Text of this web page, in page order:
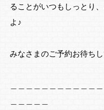
ることがいつもしっとり
よ♪
みなさまのご予約お待ちし